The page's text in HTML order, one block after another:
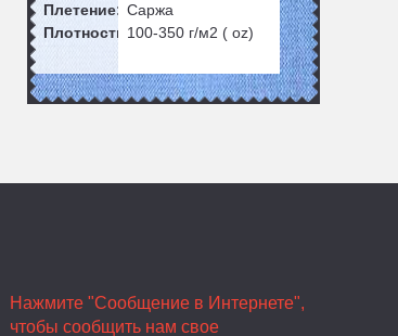
Плетение: Саржа
Плотность:100-350г/м2 ( oz)
Нажмите "Сообщение в Интернете",
чтобы сообщить нам свое